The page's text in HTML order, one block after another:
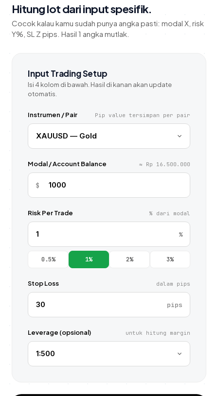
Hitung lot dari input spesifik.
Cocok kalau kamu sudah punya angka pasti: modal X, risk
Y%, SL Z pips. Hasil 1 angka mutlak.
Input Trading Setup
Isi 4 kolom di bawah. Hasil di kanan akan update
otomatis.
Instrumen / Pair Pip value tersimpan per pair
Modal / Account Balance ≈ Rp 16.500.000
$
Risk Per Trade % dari modal
%
0.5% 1% 2% 3%
Stop Loss dalam pips
pips
Leverage (opsional) untuk hitung margin